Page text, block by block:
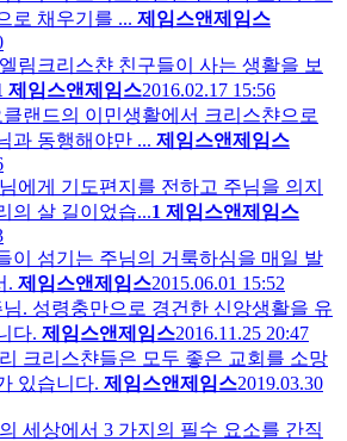
로 채우기를 ... 제임스앤제임스
림크리스챤 친구들이 사는 생활을 보
제임스앤제임스2016.02.17 15:56
랜드의 이민생활에서 크리스챤으로
과 동행해야만 ... 제임스앤제임스
에게 기도편지를 전하고 주님을 의지
의 살 길이었습...1 제임스앤제임스
이 섬기는 주님의 거룩하심을 매일 발
. 제임스앤제임스2015.06.01 15:52
. 성령충만으로 경건한 신앙생활을 유
다. 제임스앤제임스2016.11.25 20:47
크리스챤들은 모두 좋은 교회를 소망
있습니다. 제임스앤제임스2019.03.30
세상에서 3 가지의 필수 요소를 간직